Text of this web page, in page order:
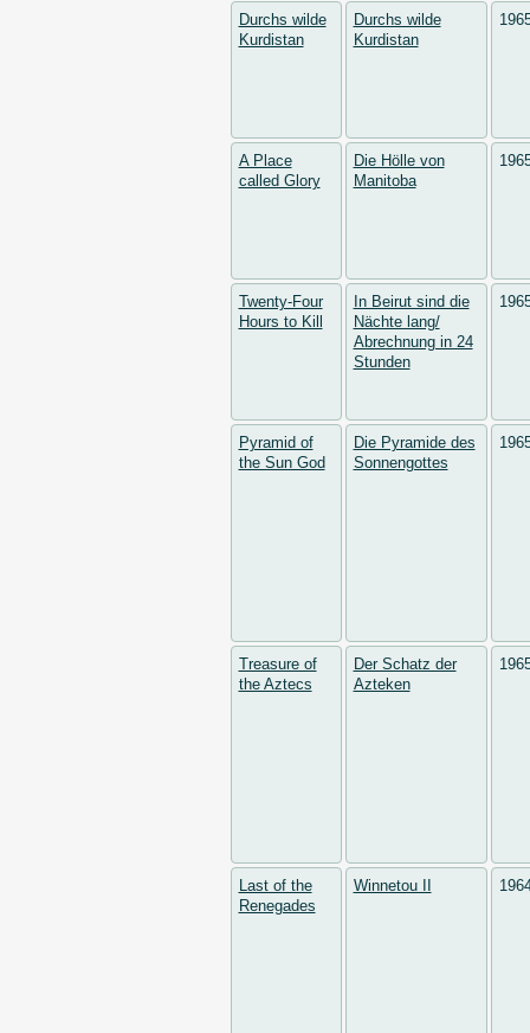
Durchs wilde
Kurdistan
Durchs wilde
Kurdistan
A Place
called Glory
Die Hölle von
Manitoba
Twenty-Four
Hours to Kill
In Beirut sind die
Nächte lang/
Abrechnung in 24
Stunden
Pyramid of
the Sun God
Die Pyramide des
Sonnengottes
Treasure of
the Aztecs
Der Schatz der
Azteken
Last of the
Renegades
Winnetou II